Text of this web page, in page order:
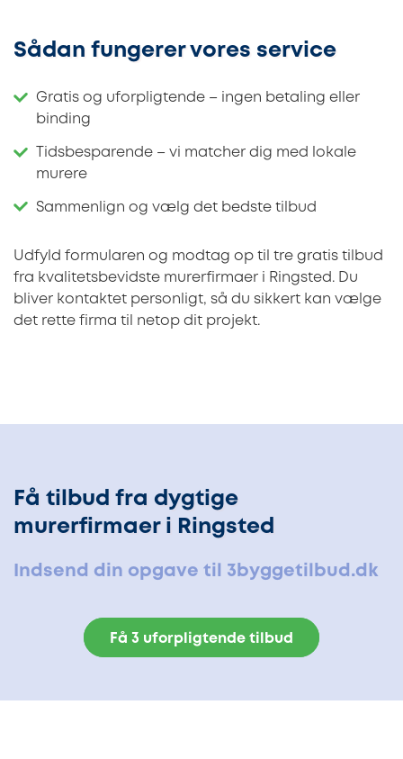
Sådan fungerer vores service
Gratis og uforpligtende – ingen betaling eller
binding
Tidsbesparende – vi matcher dig med lokale
murere
Sammenlign og vælg det bedste tilbud
Udfyld formularen og modtag op til tre gratis tilbud
fra kvalitetsbevidste murerfirmaer i Ringsted. Du
bliver kontaktet personligt, så du sikkert kan vælge
det rette firma til netop dit projekt.
Få tilbud fra dygtige
murerfirmaer i Ringsted
Indsend din opgave til 3byggetilbud.dk
Få 3 uforpligtende tilbud